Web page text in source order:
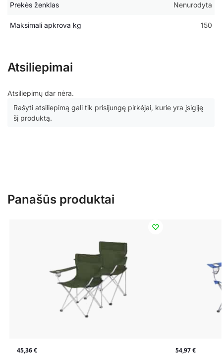
Prekės ženklas Nenurodyta
Maksimali apkrova kg 150
Atsiliepimai
Atsiliepimų dar nėra.
Rašyti atsiliepimą gali tik prisijungę pirkėjai, kurie yra įsigiję
šį produktą.
Panašūs produktai
45,36€ 54,97€